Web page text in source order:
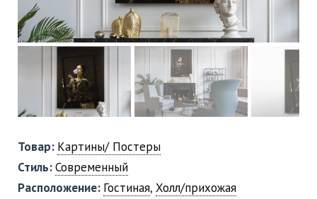
Товар: Картины/ Постеры
Стиль:Современный
Расположение: Гостиная, Холл/прихожая